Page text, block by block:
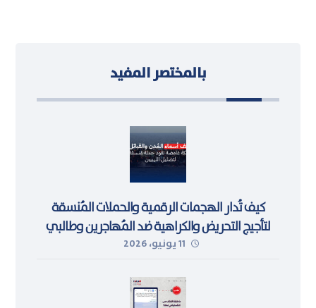
بالمختصر المفيد
كيف تُدار الهجمات الرقمية والحملات المُنسقة
لتأجيج التحريض والكراهية ضد المُهاجرين وطالبي
اللجوء في ليبيا
11 يونيو، 2026